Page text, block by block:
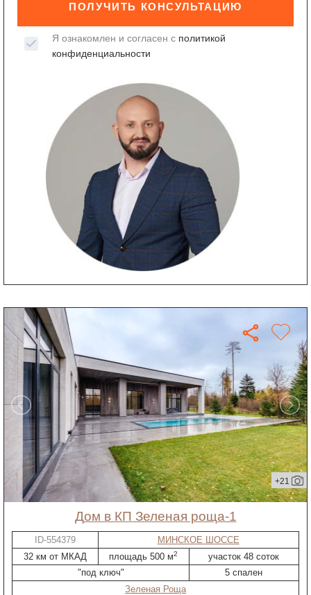
ПОЛУЧИТЬ КОНСУЛЬТАЦИЮ
Я ознакомлен и согласен с политикой
конфиденциальности
+21
дом в КП Зеленая роща-1
ID-554379
МИНСКОЕ ШОССЕ
32 км от МКАД
площадь 500 м2
участок 48 соток
"под ключ"
5 спален
Зеленая Роща